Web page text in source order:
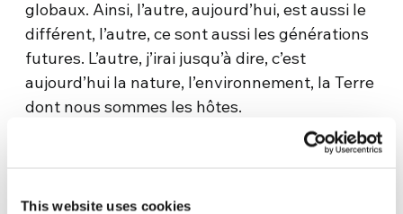
This website uses cookies
globaux. Ainsi, l’autre, aujourd’hui, est aussi le
différent, l’autre, ce sont aussi les générations
futures. L’autre, j’irai jusqu’à dire, c’est
aujourd’hui la nature, l’environnement, la Terre
dont nous sommes les hôtes.
Par conséquent, le soin devient vraiment la
temps, si nous savons comment l’empoigner et